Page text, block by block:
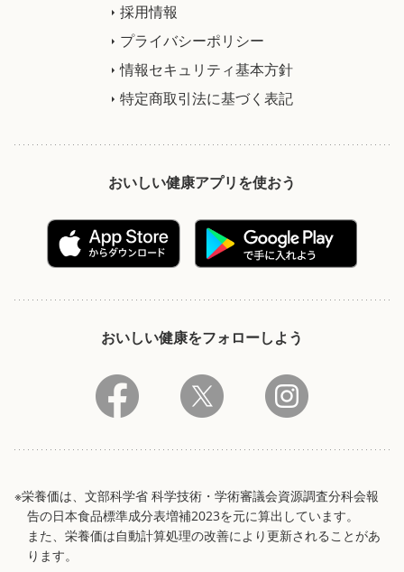
採用情報
プライバシーポリシー
情報セキュリティ基本方針
特定商取引法に基づく表記
おいしい健康アプリを使おう
おいしい健康をフォローしよう
※栄養価は、文部科学省 科学技術・学術審議会資源調査分科会報
告の日本食品標準成分表増補2023を元に算出しています。
また、栄養価は自動計算処理の改善により更新されることがあ
ります。